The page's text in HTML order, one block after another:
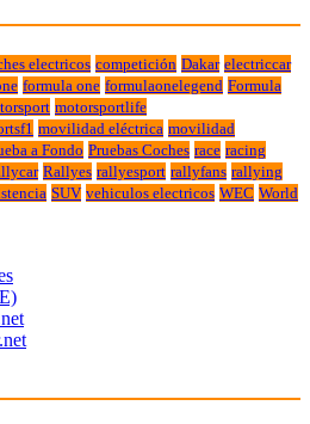
electricos competición Dakar electriccar
formula one formulaonelegend Formula
motorsportlife
movilidad eléctrica movilidad
a Fondo Pruebas Coches race racing
Rallyes rallyesport rallyfans rallying
SUV vehiculos electricos WEC World